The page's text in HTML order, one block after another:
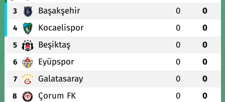
3 Başakşehir 0 0
4 Kocaelispor 0 0
5 Beşiktaş 0 0
6 Eyüpspor 0 0
7 Galatasaray 0 0
8 Çorum FK 0 0